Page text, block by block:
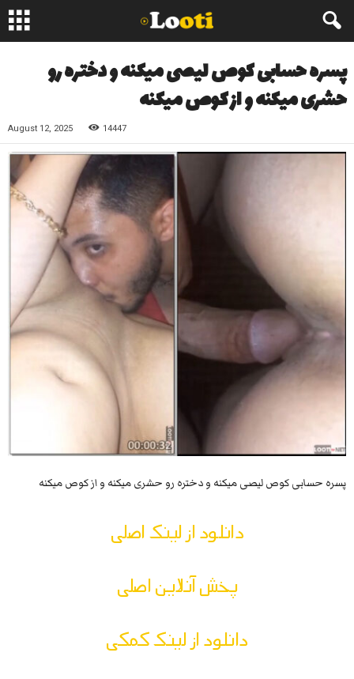
پسره حسابی کوص لیصی میکنه و دختره رو
حشری میکنه و از کوص میکنه
August 12, 2025 14447
پسره حسابی کوص لیصی میکنه و دختره رو حشری میکنه و از کوص میکنه
دانلود از لینک اصلی
پخش آنلاین اصلی
دانلود از لینک کمکی